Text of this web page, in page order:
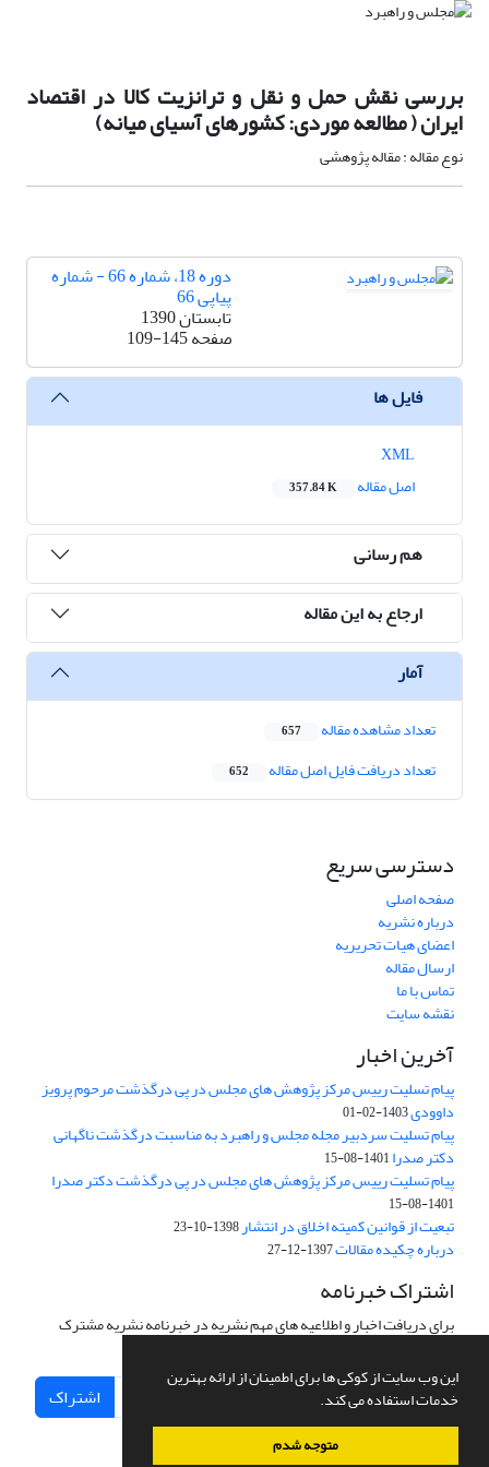
این وب سایت از کوکی ها برای اطمینان از ارائه بهترین
خدمات استفاده می کند.
متوجه شدم
بررسی نقش حمل و نقل و ترانزیت کالا در اقتصاد
ایران ( مطالعه موردی: کشورهای آسیای میانه)
نوع مقاله : مقاله پژوهشی
دوره 18، شماره 66 - شماره
پیاپی 66
تابستان 1390
صفحه109-145
فایل ها
اصل مقاله
357.84 K
هم رسانی
ارجاع به این مقاله
آمار
تعداد مشاهده مقاله 657
تعداد دریافت فایل اصل مقاله 652
دسترسی سریع
صفحه اصلی
درباره نشریه
اعضای هیات تحریریه
ارسال مقاله
تماس با ما
نقشه سایت
آخرین اخبار
پیام تسلیت رییس مرکز پژوهش های مجلس در پی درگذشت مرحوم پرویز
داوودی1403-02-01
پیام تسلیت سردبیر مجله مجلس و راهبرد به مناسبت درگذشت ناگهانی
دکتر صدرا1401-08-15
پیام تسلیت رییس مرکز پژوهش های مجلس در پی درگذشت دکتر صدرا
1401-08-15
تبعیت از قوانین کمیته اخلاق در انتشار1398-10-23
درباره چکیده مقالات1397-12-27
اشتراک خبرنامه
برای دریافت اخبار و اطلاعیه های مهم نشریه در خبرنامه نشریه مشترک
اشتراک